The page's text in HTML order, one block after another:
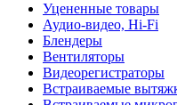
Уцененные товары
Аудио-видео, Hi-Fi
Блендеры
Вентиляторы
Видеорегистраторы
Встраиваемые